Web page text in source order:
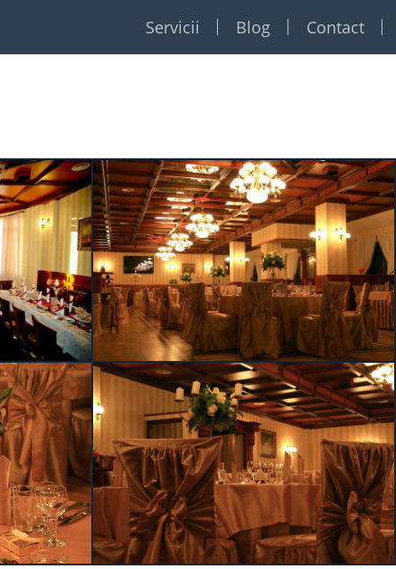
Servicii
Foto Video
Dj
Event planner
Blog Contact